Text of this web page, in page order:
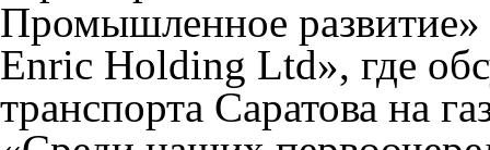
Промышленное
Enric Holding Ltd», где
транспорта Саратова на